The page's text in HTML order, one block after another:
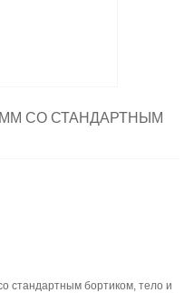
СО СТАНДАРТНЫМ
стандартным бортиком, тело и